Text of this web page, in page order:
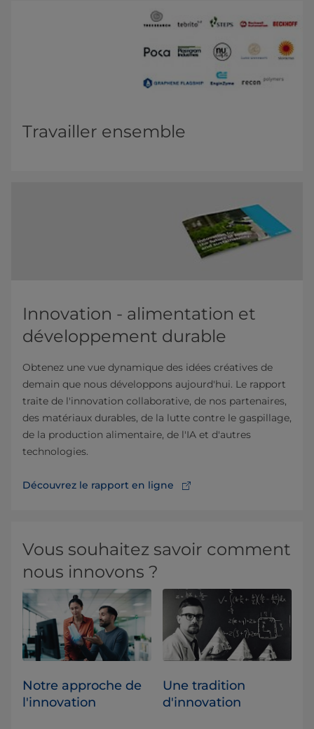
Travailler ensemble
Innovation - alimentation et
développement durable
Obtenez une vue dynamique des idées créatives de
demain que nous développons aujourd'hui. Le rapport
traite de l'innovation collaborative, de nos partenaires,
des matériaux durables, de la lutte contre le gaspillage,
de la production alimentaire, de l'IA et d'autres
technologies.
Découvrez le rapport en ligne
Vous souhaitez savoir comment
nous innovons ?
Notre approche de
l'innovation
Une tradition
d'innovation